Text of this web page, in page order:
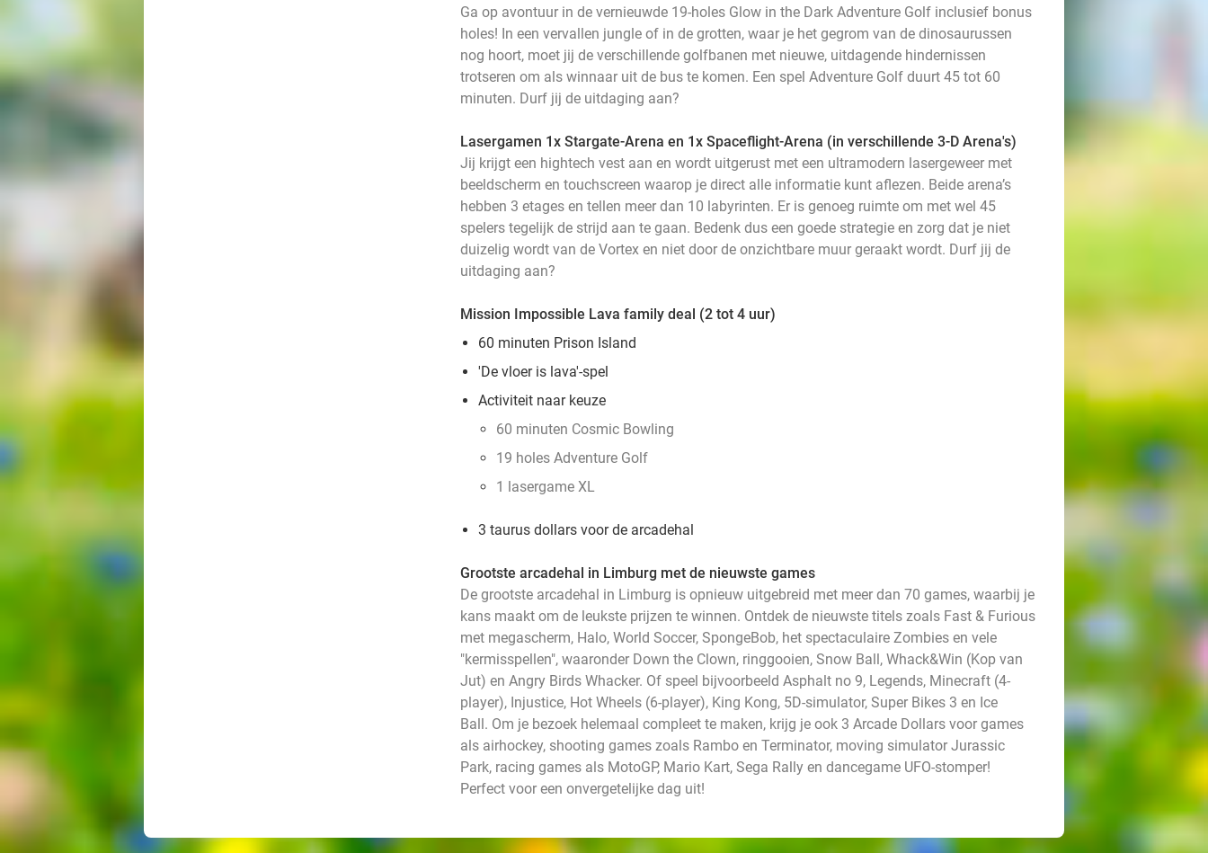
Ga op avontuur in de vernieuwde 19-holes Glow in the Dark Adventure Golf inclusief bonus
holes! In een vervallen jungle of in de grotten, waar je het gegrom van de dinosaurussen
nog hoort, moet jij de verschillende golfbanen met nieuwe, uitdagende hindernissen
trotseren om als winnaar uit de bus te komen. Een spel Adventure Golf duurt 45 tot 60
minuten. Durf jij de uitdaging aan?
Lasergamen 1x Stargate-Arena en 1x Spaceflight-Arena (in verschillende 3-D Arena's)
Jij krijgt een hightech vest aan en wordt uitgerust met een ultramodern lasergeweer met
beeldscherm en touchscreen waarop je direct alle informatie kunt aflezen. Beide arena’s
hebben 3 etages en tellen meer dan 10 labyrinten. Er is genoeg ruimte om met wel 45
spelers tegelijk de strijd aan te gaan. Bedenk dus een goede strategie en zorg dat je niet
duizelig wordt van de Vortex en niet door de onzichtbare muur geraakt wordt. Durf jij de
uitdaging aan?
Mission Impossible Lava family deal (2 tot 4 uur)
60 minuten Prison Island
'De vloer is lava'-spel
Activiteit naar keuze
60 minuten Cosmic Bowling
19 holes Adventure Golf
1 lasergame XL
3 taurus dollars voor de arcadehal
Grootste arcadehal in Limburg met de nieuwste games
De grootste arcadehal in Limburg is opnieuw uitgebreid met meer dan 70 games, waarbij je
kans maakt om de leukste prijzen te winnen. Ontdek de nieuwste titels zoals Fast & Furious
met megascherm, Halo, World Soccer, SpongeBob, het spectaculaire Zombies en vele
"kermisspellen", waaronder Down the Clown, ringgooien, Snow Ball, Whack&Win (Kop van
Jut) en Angry Birds Whacker. Of speel bijvoorbeeld Asphalt no 9, Legends, Minecraft (4-
player), Injustice, Hot Wheels (6-player), King Kong, 5D-simulator, Super Bikes 3 en Ice
Ball. Om je bezoek helemaal compleet te maken, krijg je ook 3 Arcade Dollars voor games
als airhockey, shooting games zoals Rambo en Terminator, moving simulator Jurassic
Park, racing games als MotoGP, Mario Kart, Sega Rally en dancegame UFO-stomper!
Perfect voor een onvergetelijke dag uit!